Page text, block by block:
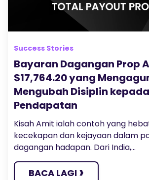
Success Stories
Bayaran Dagangan Prop
$17,764.20 yang
Mengubah Disiplin kepada
Pendapatan
Kisah Amit ialah contoh yang
kecekapan dan kejayaan dalam
dagangan hadapan. Dari India,...
BACA LAGI ›